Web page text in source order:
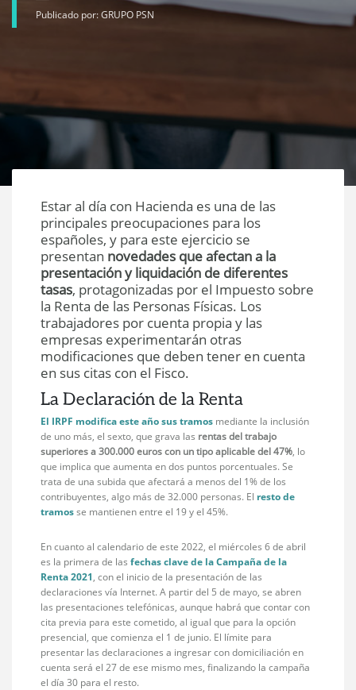
Publicado por: GRUPO PSN
Estar al día con Hacienda es una de las
principales preocupaciones para los
españoles, y para este ejercicio se
presentan novedades que afectan a la
presentación y liquidación de diferentes
tasas, protagonizadas por el Impuesto sobre
la Renta de las Personas Físicas. Los
trabajadores por cuenta propia y las
empresas experimentarán otras
modificaciones que deben tener en cuenta
en sus citas con el Fisco.
La Declaración de la Renta
El IRPF modifica este año sus tramos mediante la inclusión
de uno más, el sexto, que grava las rentas del trabajo
superiores a 300.000 euros con un tipo aplicable del 47%, lo
que implica que aumenta en dos puntos porcentuales. Se
trata de una subida que afectará a menos del 1% de los
contribuyentes, algo más de 32.000 personas. El resto de
tramosse mantienen entre el 19 y el 45%.
En cuanto al calendario de este 2022, el miércoles 6 de abril
es la primera de lasfechas clave de la Campaña de la
Renta 2021, con el inicio de la presentación de las
declaraciones vía Internet. A partir del 5 de mayo, se abren
las presentaciones telefónicas, aunque habrá que contar con
cita previa para este cometido, al igual que para la opción
presencial, que comienza el 1 de junio. El límite para
presentar las declaraciones a ingresar con domiciliación en
cuenta será el 27 de ese mismo mes, finalizando la campaña
el día 30 para el resto.